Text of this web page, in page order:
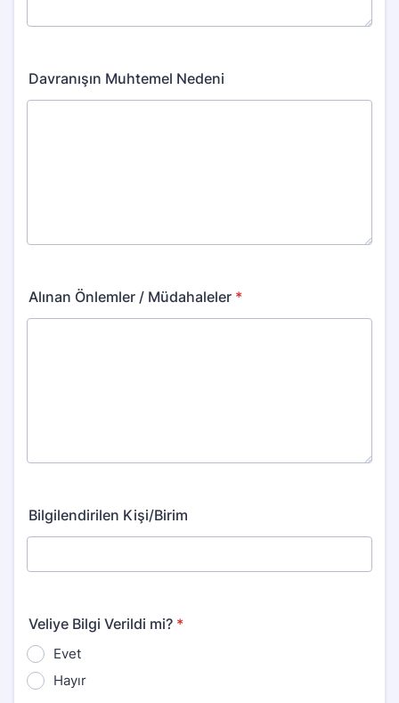
Davranışın Muhtemel Nedeni
Alınan Önlemler / Müdahaleler *
Bilgilendirilen Kişi/Birim
Veliye Bilgi Verildi mi? *
Evet
Hayır